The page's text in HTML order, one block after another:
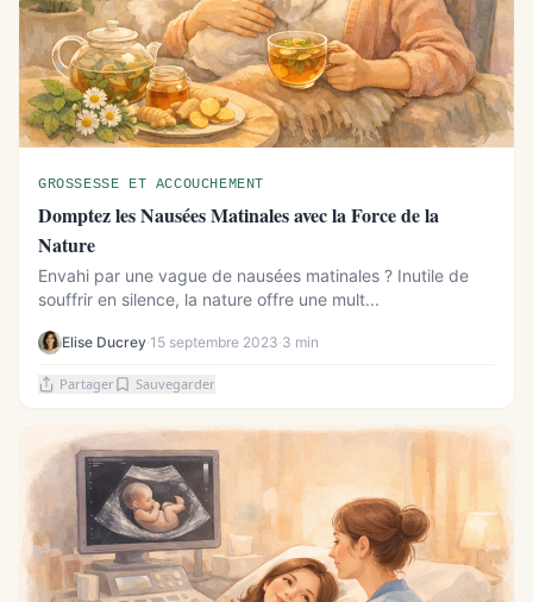
GROSSESSE ET ACCOUCHEMENT
Domptez les Nausées Matinales avec la Force de la
Nature
Envahi par une vague de nausées matinales ? Inutile de
souffrir en silence, la nature offre une mult...
Elise Ducrey·15 septembre 2023·3 min
Partager Sauvegarder